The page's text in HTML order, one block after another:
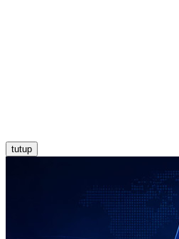
tutup